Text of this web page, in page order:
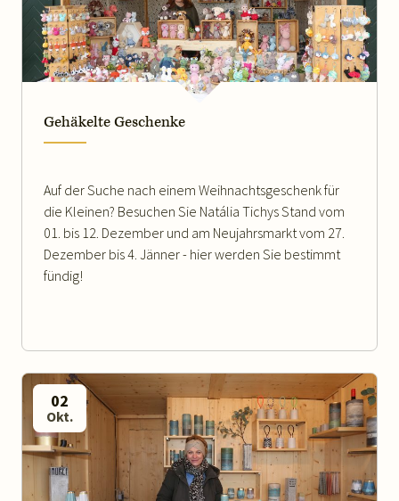
Gehäkelte Geschenke
Auf der Suche nach einem Weihnachtsgeschenk für
die Kleinen? Besuchen Sie Natália Tichys Stand vom
01. bis 12. Dezember und am Neujahrsmarkt vom 27.
Dezember bis 4. Jänner - hier werden Sie bestimmt
fündig!
02
Okt.